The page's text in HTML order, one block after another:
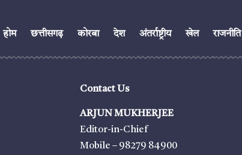
होम छत्तीसगढ़ कोरबा देश अंतर्राष्ट्रीय खेल राजनीति
Contact Us
ARJUN MUKHERJEE
Editor-in-Chief
Mobile – 98279 84900